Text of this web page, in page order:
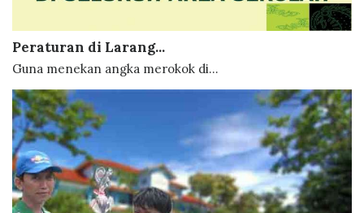
Peraturan di Larang...
Guna menekan angka merokok di...